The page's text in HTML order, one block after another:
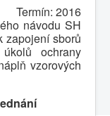
Termín: 2016
návodu SH
zapojení sborů
ochrany
vzorových